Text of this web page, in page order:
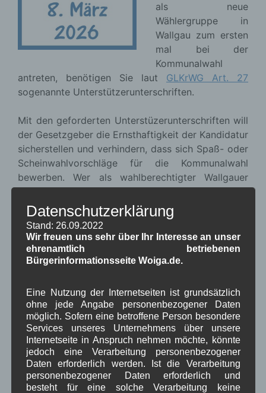
als neue
Wählergruppe in
Wallgau zum ersten
mal bei der
Kommunalwahl
antreten, benötigen Sie laut GLKrWG Art. 27
sogenannte Unterstützerunterschriften.
Mit den geforderten Unterstüzerunterschriften will
der Gesetzgeber die Ernsthaftigkeit der Kandidatur
sicherstellen und verhindern, dass sich Spaß- oder
Scheinwahlvorschläge für die Kommunalwahl
bewerben. Wer als wahlberechtigter Wallgauer
„Bürger für Wallgau“mit ihrem
Bürgermeisterkandidaten und mit ihren
Gemeinderatskandidaten zur Kommunalwahl am 8.
März 2025 zugelassen werden, kann sich ab
10.12.2025 bis 19.01.2026 im Rathaus der
eintragen.
Stimmenzahl erreicht:
Der Wahlausschuss hat am 20.01.2026 offiziell
bekanntgegeben, dass die nötigen
Unterschriftenzahlen im Rathaus sowohl für den
BfW-Bürgermeisterkandidaten Bastian Eiter als
auch für die Gemeinderatsliste der BfW erreicht
Datenschutzerklärung
Stand: 26.09.2022
Wir freuen uns sehr über Ihr Interesse an unser
ehrenamtlich betriebenen
Bürgerinformationsseite Woiga.de.
Eine Nutzung der Internetseiten ist grundsätzlich
ohne jede Angabe personenbezogener Daten
möglich. Sofern eine betroffene Person besondere
Services unseres Unternehmens über unsere
Internetseite in Anspruch nehmen möchte, könnte
jedoch eine Verarbeitung personenbezogener
Daten erforderlich werden. Ist die Verarbeitung
personenbezogener Daten erforderlich und
besteht für eine solche Verarbeitung keine